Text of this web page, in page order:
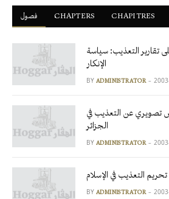
فصول ْCHAPTERS CHAPITRES
تقارير التعذيب: سياسة
الإنكار
BY ADMINISTRATOR
تصويري عن التعذيب في
الجزائر
BY ADMINISTRATOR
التعذيب في الإسلام
BY ADMINISTRATOR